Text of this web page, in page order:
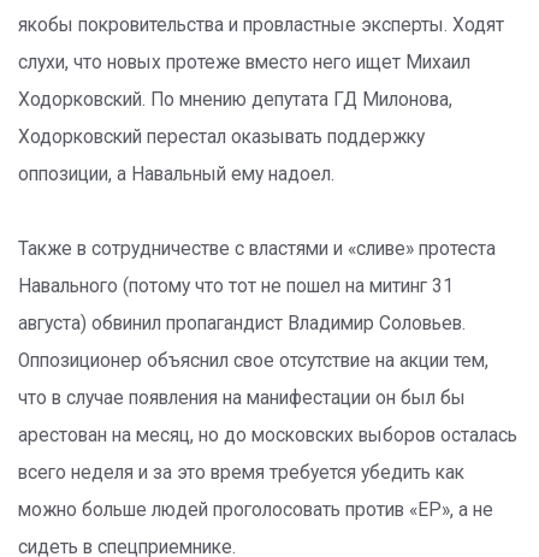
якобы покровительства и провластные эксперты. Ходят
слухи, что новых протеже вместо него ищет Михаил
Ходорковский. По мнению депутата ГД Милонова,
Ходорковский перестал оказывать поддержку
оппозиции, а Навальный ему надоел.
Также в сотрудничестве с властями и «сливе» протеста
Навального (потому что тот не пошел на митинг 31
августа) обвинил пропагандист Владимир Соловьев.
Оппозиционер объяснил свое отсутствие на акции тем,
что в случае появления на манифестации он был бы
арестован на месяц, но до московских выборов осталась
всего неделя и за это время требуется убедить как
можно больше людей проголосовать против «ЕР», а не
сидеть в спецприемнике.